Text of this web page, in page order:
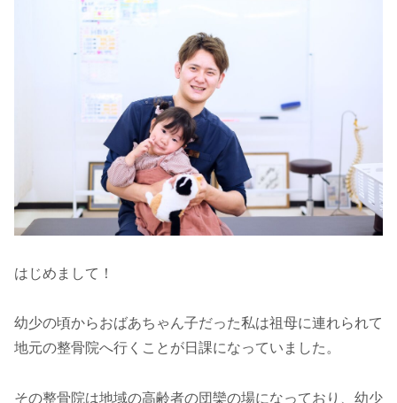
はじめまして！
幼少の頃からおばあちゃん子だった私は祖母に連れられて
地元の整骨院へ行くことが日課になっていました。
その整骨院は地域の高齢者の団欒の場になっており、幼少